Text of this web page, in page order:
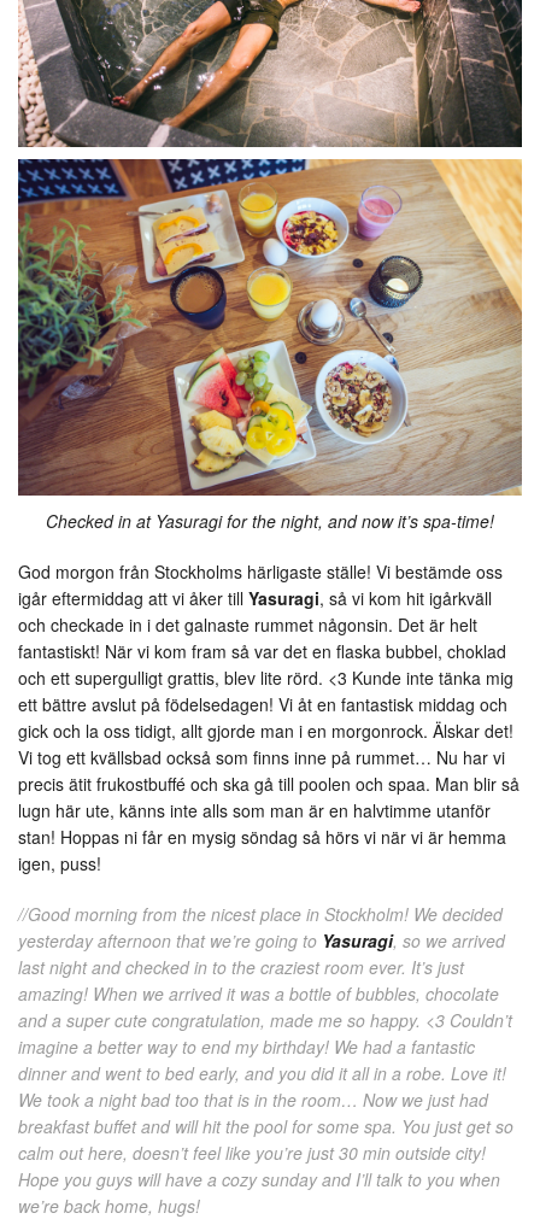
Checked in at Yasuragi for the night, and now it’s spa-time!
God morgon från Stockholms härligaste ställe! Vi bestämde oss
igår eftermiddag att vi åker till Yasuragi, så vi kom hit igårkväll
och checkade in i det galnaste rummet någonsin. Det är helt
fantastiskt! När vi kom fram så var det en flaska bubbel, choklad
och ett supergulligt grattis, blev lite rörd. <3 Kunde inte tänka mig
ett bättre avslut på födelsedagen! Vi åt en fantastisk middag och
gick och la oss tidigt, allt gjorde man i en morgonrock. Älskar det!
Vi tog ett kvällsbad också som finns inne på rummet… Nu har vi
precis ätit frukostbuffé och ska gå till poolen och spaa. Man blir så
lugn här ute, känns inte alls som man är en halvtimme utanför
stan! Hoppas ni får en mysig söndag så hörs vi när vi är hemma
igen, puss!
//Good morning from the nicest place in Stockholm! We decided
yesterday afternoon that we’re going to Yasuragi, so we arrived
last night and checked in to the craziest room ever. It’s just
amazing! When we arrived it was a bottle of bubbles, chocolate
and a super cute congratulation, made me so happy. <3 Couldn’t
imagine a better way to end my birthday! We had a fantastic
dinner and went to bed early, and you did it all in a robe. Love it!
We took a night bad too that is in the room… Now we just had
breakfast buffet and will hit the pool for some spa. You just get so
calm out here, doesn’t feel like you’re just 30 min outside city!
Hope you guys will have a cozy sunday and I’ll talk to you when
we’re back home, hugs!